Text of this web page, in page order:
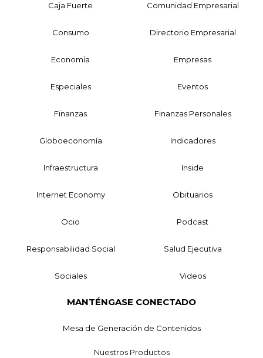
Caja Fuerte Comunidad Empresarial
Consumo Directorio Empresarial
Economía Empresas
Especiales Eventos
Finanzas Finanzas Personales
Globoeconomía Indicadores
Infraestructura Inside
Internet Economy Obituarios
Ocio Podcast
Responsabilidad Social Salud Ejecutiva
Sociales Videos
MANTÉNGASE CONECTADO
Mesa de Generación de Contenidos
Nuestros Productos